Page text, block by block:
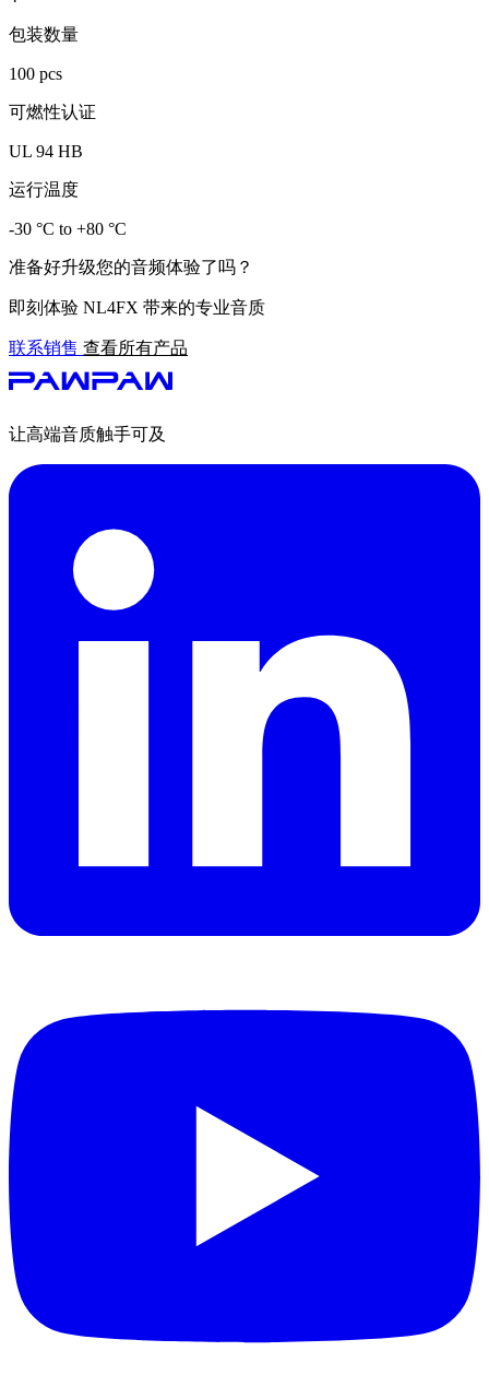
包装数量
100 pcs
可燃性认证
UL 94 HB
运行温度
-30 °C to +80 °C
准备好升级您的音频体验了吗？
即刻体验 NL4FX 带来的专业音质
联系销售 查看所有产品
让高端音质触手可及